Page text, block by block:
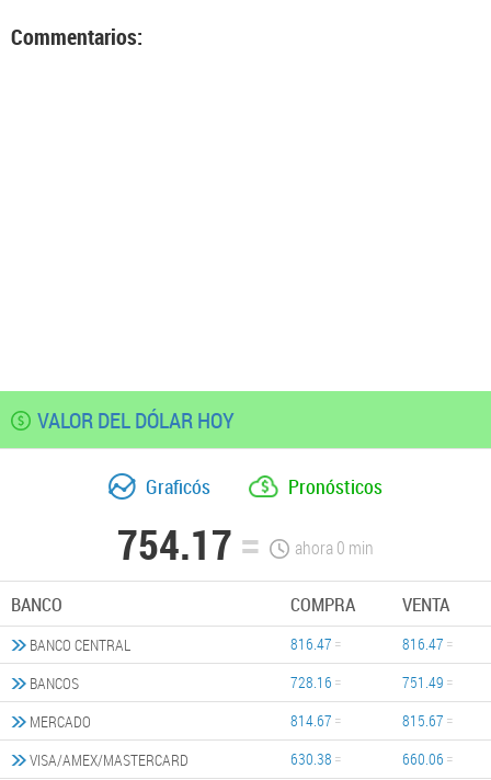
Commentarios:
VALOR DEL DÓLAR HOY
Graficós Pronósticos
754.17 ahora0 min
BANCO COMPRA VENTA
BANCO CENTRAL 816.47
816.47
BANCOS
728.16
751.49
MERCADO
814.67
815.67
VISA/AMEX/MASTERCARD
630.38 660.06